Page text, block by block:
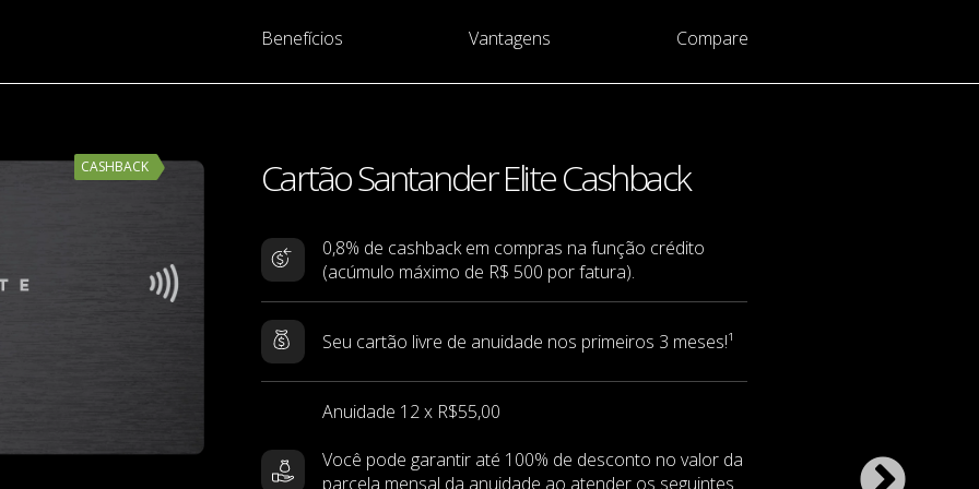
Benefícios Vantagens Compare
CASHBACK Cartão Santander Elite Cashback
0,8% de cashback em compras na função crédito
(acúmulo máximo de R$ 500 por fatura).
Seu cartão livre de anuidade nos primeiros 3 meses!¹
Anuidade 12 x R$55,00
Você pode garantir até 100% de desconto no valor da
parcela mensal da anuidade ao atender os seguintes